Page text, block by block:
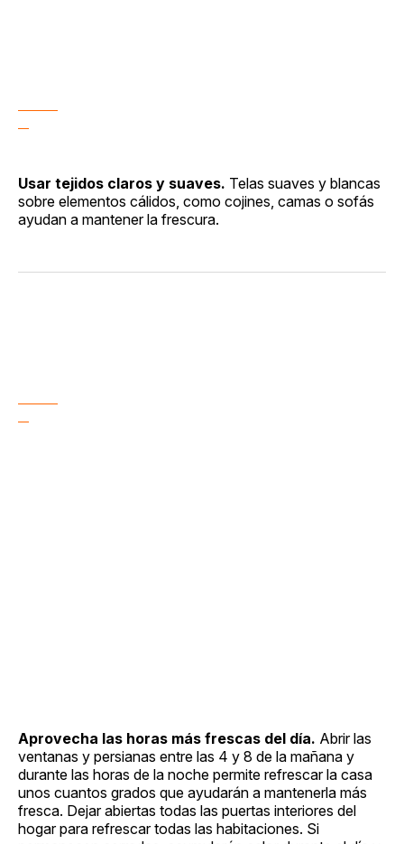
Usar tejidos claros y suaves. Telas suaves y blancas
sobre elementos cálidos, como cojines, camas o sofás
ayudan a mantener la frescura.
Aprovecha las horas más frescas del día. Abrir las
ventanas y persianas entre las 4 y 8 de la mañana y
durante las horas de la noche permite refrescar la casa
unos cuantos grados que ayudarán a mantenerla más
fresca. Dejar abiertas todas las puertas interiores del
hogar para refrescar todas las habitaciones. Si